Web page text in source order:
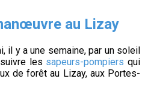
au Lizay
il y a une semaine, par un soleil
les sapeurs-pompiers qui
de forêt au Lizay, aux Portes-